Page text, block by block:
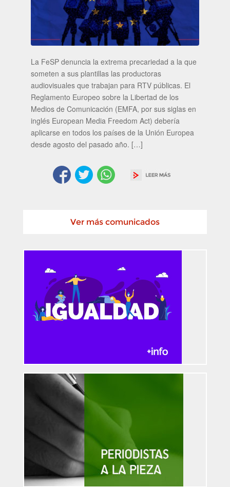
La FeSP denuncia la extrema precariedad a la que
someten a sus plantillas las productoras
audiovisuales que trabajan para RTV públicas. El
Reglamento Europeo sobre la Libertad de los
Medios de Comunicación (EMFA, por sus siglas en
inglés European Media Freedom Act) debería
aplicarse en todos los países de la Unión Europea
desde agosto del pasado año. […]
Ver más comunicados